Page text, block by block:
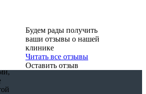
Будем рады получить
ваши отзывы о нашей
клинике
Читать все отзывы
Оставить отзыв